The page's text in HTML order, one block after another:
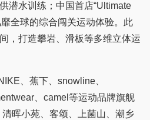
潜水训练；中国首店“Ultimate
全球的综合闯关运动体验。此
，打造攀岩、滑板等多维立体运
、蕉下、snowline、
、camel等运动品牌旗舰
晖小苑、客颂、上菌山、潮乡